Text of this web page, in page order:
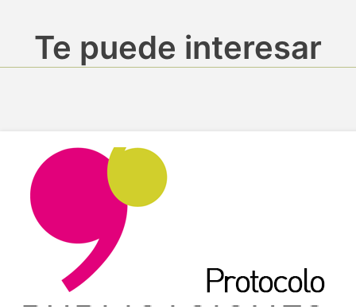
Te puede interesar